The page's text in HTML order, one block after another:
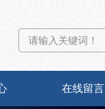
在线留言